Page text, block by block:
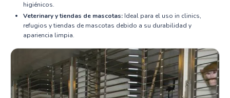
higiénicos.
Veterinary y tiendas de mascotas: Ideal para el uso in clinics,
refugios y tiendas de mascotas debido a su durabilidad y
apariencia limpia.